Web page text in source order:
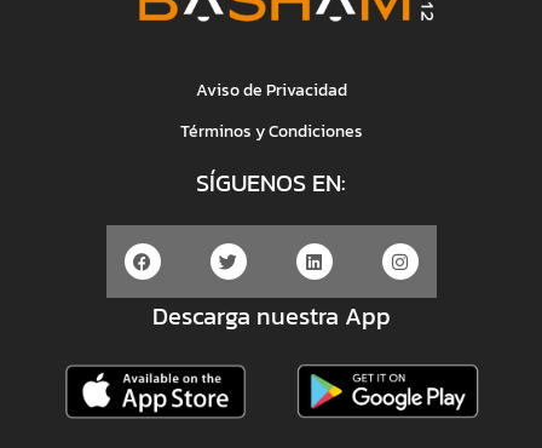
Aviso de Privacidad
Términos y Condiciones
SÍGUENOS EN:
Descarga nuestra App